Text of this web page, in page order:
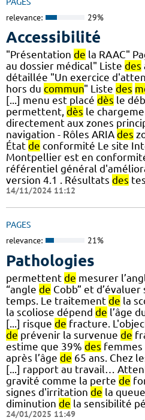
relevance: 29%
Accessibilité
"Présentation de la RAAC"
au dossier médical" Liste des
détaillée "Un exercice
hors du commun" Liste des
[...] menu est placé dès le
permettent, dès le
directement aux zones
navigation - Rôles ARIA des
État de conformité Le site
Montpellier est en
référentiel général
version 4.1 . Résultats des
14/11/2024 11:12
PAGES
relevance: 21%
Pathologies
permettent de mesurer
“angle de Cobb” et
temps. Le traitement de la
la scoliose dépend de l’âge
[...] risque de fracture.
de prévenir la survenue de
estime que 39% des femmes
après l’âge de 65 ans. Chez
[...] rapport au travail…
gravité comme la perte de
signes d'irritation de la queue
diminution de la sensibilité
24/01/2025 11:49